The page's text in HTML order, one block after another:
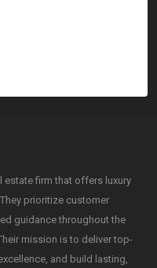
estate firm that offers luxury
prioritize customer
guidance throughout the
mission is to deliver top-
and build lasting,